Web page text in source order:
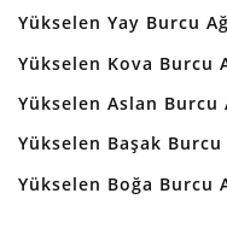
Yükselen Yay Burcu
Yükselen Kova Burcu
Yükselen Aslan Burcu
Yükselen Başak
Yükselen Boğa Burcu